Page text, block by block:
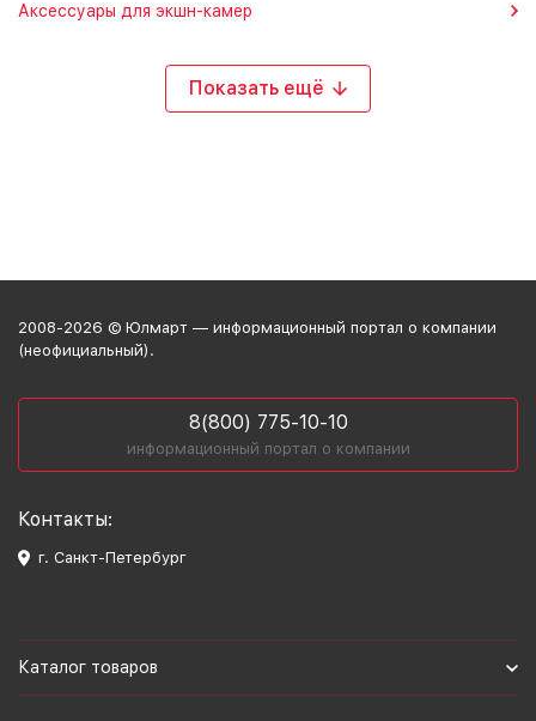
Аксессуары для экшн-камер
Показать ещё
2008-2026 © Юлмарт — информационный портал о компании
(неофициальный).
8(800) 775-10-10
информационный портал о компании
Контакты:
г. Санкт-Петербург
Каталог товаров